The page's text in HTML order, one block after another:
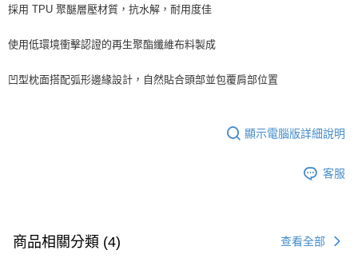
採用 TPU 聚醚層壓材質，抗水解，耐用度佳
使用低環境衝擊認證的再生聚酯纖維布料製成
凹型枕面搭配弧形邊緣設計，自然貼合頭部並包覆肩部位置
顯示電腦版詳細說明
客服
商品相關分類 (4) 查看全部